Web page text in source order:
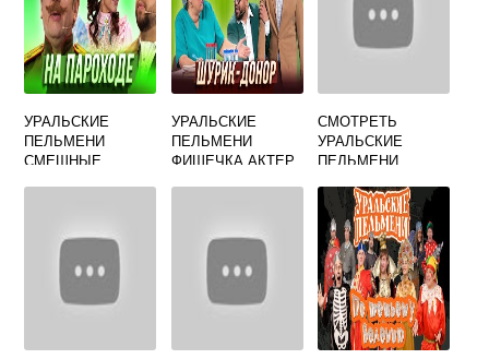
УРАЛЬСКИЕ
ПЕЛЬМЕНИ
СМЕШНЫЕ
УРАЛЬСКИЕ
ПЕЛЬМЕНИ
ФИШЕЧКА АКТЕР
СМОТРЕТЬ
УРАЛЬСКИЕ
ПЕЛЬМЕНИ